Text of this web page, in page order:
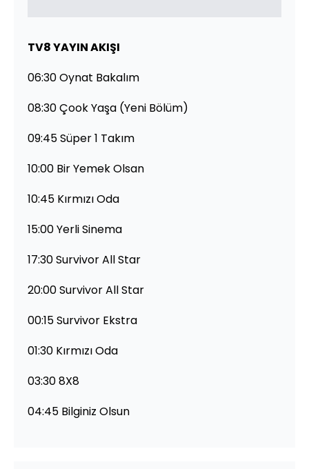
TV8 YAYIN AKIŞI
06:30 Oynat Bakalım
08:30 Çook Yaşa (Yeni Bölüm)
09:45 Süper 1 Takım
10:00 Bir Yemek Olsan
10:45 Kırmızı Oda
15:00 Yerli Sinema
17:30 Survivor All Star
20:00 Survivor All Star
00:15 Survivor Ekstra
01:30 Kırmızı Oda
03:30 8X8
04:45 Bilginiz Olsun